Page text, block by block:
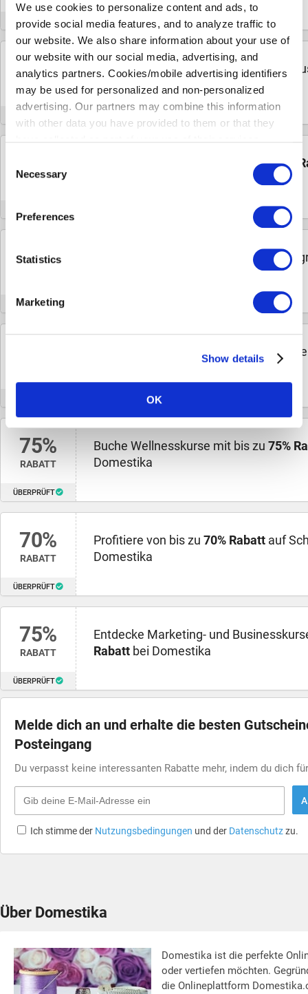
We use cookies to personalize content and ads, to
provide social media features, and to analyze traffic to
our website. We also share information about your use of
our website with our social media, advertising, and
analytics partners. Cookies/mobile advertising identifiers
may be used for personalized and non-personalized
advertising. Our partners may combine this information
with other data you have provided to them or that they
types of cookies are permitted when using our website.
Please note that, depending on your settings, some of the
the icon in the bottom left corner of the website to return
cookies can be found under "Details" in the cookie
Selection
Necessary
Preferences
Statistics
Marketing
Show details
OK
ÜBERPRÜFT
75%
RABATT
Profitiere von bis zu75% Rabattauf
Domestika
RABATT
Entdecke Designkurse mit bis zu75%
75%
ÜBERPRÜFT
auf
70% Rabatt
auf
75%
RABATT
ÜBERPRÜFT
Buche Wellnesskurse mit bis zu 75%
Domestika
70%
RABATT
ÜBERPRÜFT
Profitiere von bis zu 70% Rabatt auf
Domestika
75%
RABATT
ÜBERPRÜFT
Entdecke Marketing- und
Rabatt bei Domestika
Melde dich an und erhalte die besten
Posteingang
Du verpasst keine interessanten Rabatte mehr, indem du dich
Ich stimme der Nutzungsbedingungen und der Datenschutzzu.
Über Domestika
Domestika ist die perfekte
oder vertiefen möchten.
die Onlineplattform